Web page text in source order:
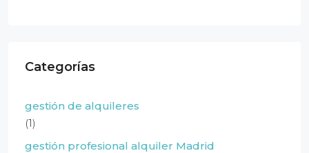
Categorías
gestión de alquileres
(1)
gestión profesional alquiler Madrid